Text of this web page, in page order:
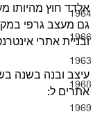
1964
1966
1963
1968
1969
אלדד חוץ מהיותו
גם מעצב גרפי
ובניית אתרי
עיצב ובנה בשנה
אתרים ל: